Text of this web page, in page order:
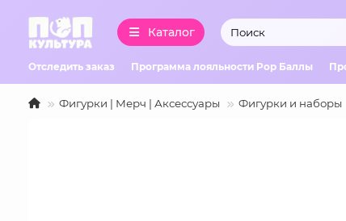
Каталог
Отследить заказ Программа лояльности Pop Баллы
Фигурки | Мерч | Аксессуары Фигурки и наборы